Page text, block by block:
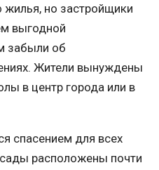
но застройщики
выгодной
забыли об
Жители вынуждены
в центр города или в
спасением для всех
расположены почти